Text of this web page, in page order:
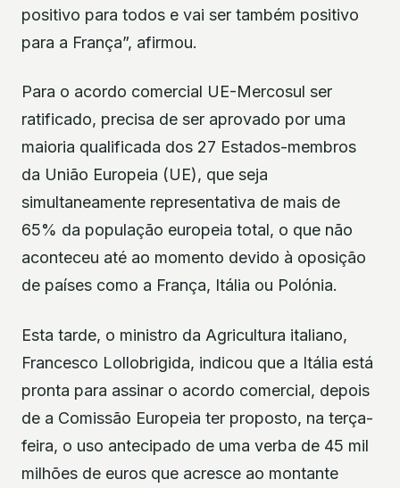
positivo para todos e vai ser também positivo
para a França”, afirmou.
Para o acordo comercial UE-Mercosul ser
ratificado, precisa de ser aprovado por uma
maioria qualificada dos 27 Estados-membros
da União Europeia (UE), que seja
simultaneamente representativa de mais de
65% da população europeia total, o que não
aconteceu até ao momento devido à oposição
de países como a França, Itália ou Polónia.
Esta tarde, o ministro da Agricultura italiano,
Francesco Lollobrigida, indicou que a Itália está
pronta para assinar o acordo comercial, depois
de a Comissão Europeia ter proposto, na terça-
feira, o uso antecipado de uma verba de 45 mil
milhões de euros que acresce ao montante